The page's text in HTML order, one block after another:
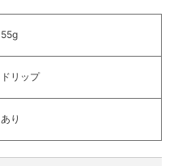
55g
ドリップ
あり